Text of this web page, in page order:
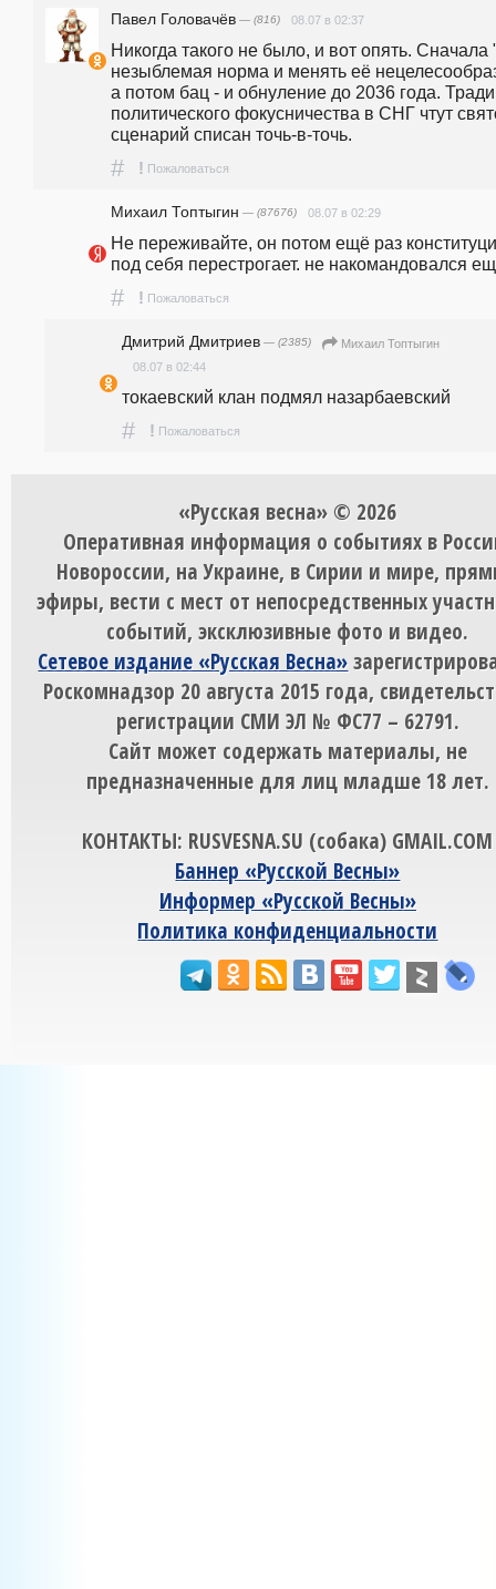
Павел Головачёв — (816) 08.07 в 02:37
Никогда такого не было, и вот опять. Сначала
незыблемая норма и менять её
а потом бац - и обнуление до 2036 года.
политического фокусничества в СНГ чтут
сценарий списан точь-в-точь.
# ! Пожаловаться
Михаил Топтыгин — (87676) 08.07 в 02:29
Не переживайте, он потом ещё раз
под себя перестрогает. не накомандовался
# ! Пожаловаться
Дмитрий Дмитриев — (2385)
Михаил Топтыгин
08.07 в 02:44
токаевский клан подмял назарбаевский
# ! Пожаловаться
«Русская весна» © 2026
Оперативная информация о событиях в
Новороссии, на Украине, в Сирии и мире,
эфиры, вести с мест от непосредственных
событий, эксклюзивные фото и видео.
Сетевое издание «Русская Весна»
Роскомнадзор 20 августа 2015 года,
регистрации СМИ ЭЛ № ФС77 – 62791.
Сайт может содержать материалы, не
предназначенные для лиц младше 18 лет.
КОНТАКТЫ: RUSVESNA.SU (собака) GMAIL.COM
Баннер «Русской Весны»
Информер «Русской Весны»
Политика конфиденциальности